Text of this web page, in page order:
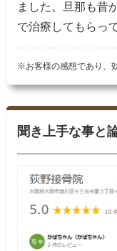
ました。旦那も昔
で治療してもらっ
※お客様の感想であり、
聞き上手な事と